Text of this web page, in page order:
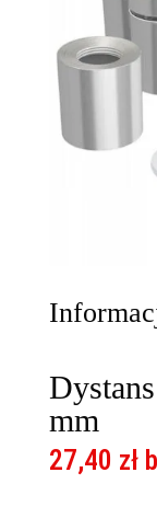
mm
27,40 zł